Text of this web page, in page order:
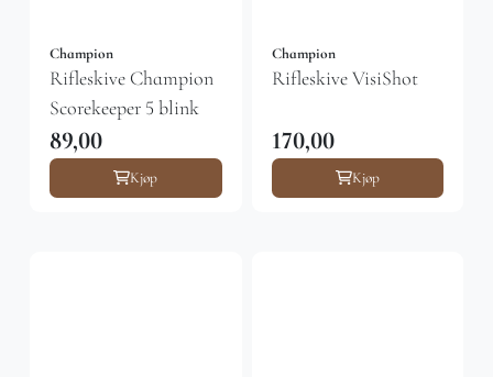
Champion
Rifleskive Champion
Scorekeeper 5 blink
89,00
Kjøp
Champion
Rifleskive VisiShot
170,00
Kjøp